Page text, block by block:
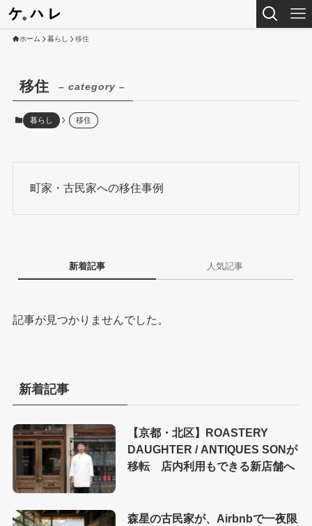
ホーム 暮らし 移住
移住 – category –
暮らし 移住
町家・古民家への移住事例
新着記事 人気記事
記事が見つかりませんでした。
新着記事
【京都・北区】ROASTERY
DAUGHTER / ANTIQUES SONが
移転 店内利用もできる新店舗へ
森星の古民家が、Airbnbで一夜限